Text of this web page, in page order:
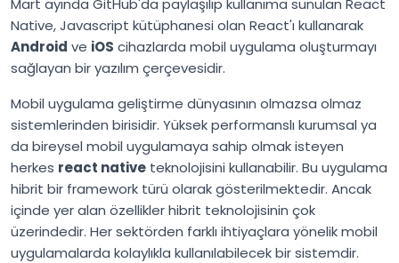
Mart ayında GitHub'da paylaşılıp kullanıma sunulan React
Native, Javascript kütüphanesi olan React'ı kullanarak
Android ve iOS cihazlarda mobil uygulama oluşturmayı
sağlayan bir yazılım çerçevesidir.
Mobil uygulama geliştirme dünyasının olmazsa olmaz
sistemlerinden birisidir. Yüksek performanslı kurumsal ya
da bireysel mobil uygulamaya sahip olmak isteyen
herkes react native teknolojisini kullanabilir. Bu uygulama
hibrit bir framework türü olarak gösterilmektedir. Ancak
içinde yer alan özellikler hibrit teknolojisinin çok
üzerindedir. Her sektörden farklı ihtiyaçlara yönelik mobil
uygulamalarda kolaylıkla kullanılabilecek bir sistemdir.